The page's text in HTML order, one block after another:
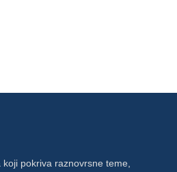
pokriva raznovrsne teme,